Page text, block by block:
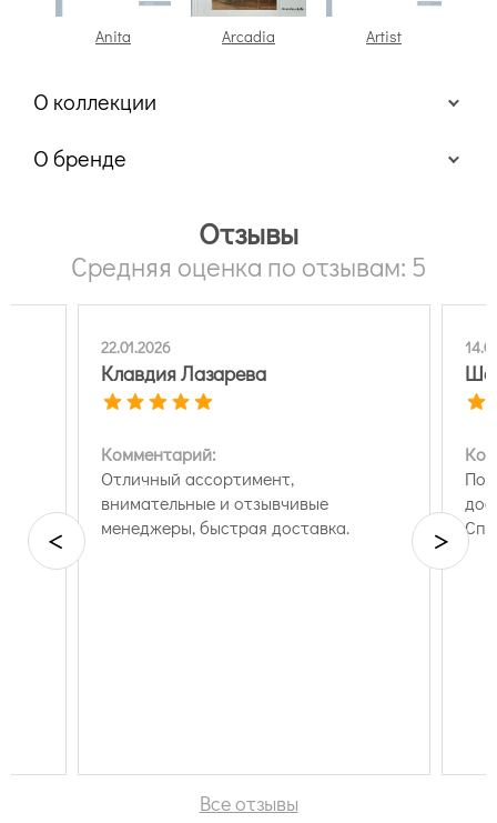
Anita Arcadia Artist
О коллекции
О бренде
Отзывы
Средняя оценка по отзывам: 5
14.05.2026
Шевчук И.
Комментарий:
Помощь в выборе фресок, качество и
доставка, все на высшем уровне.
Спасибо!
Нет
< >
Все отзывы